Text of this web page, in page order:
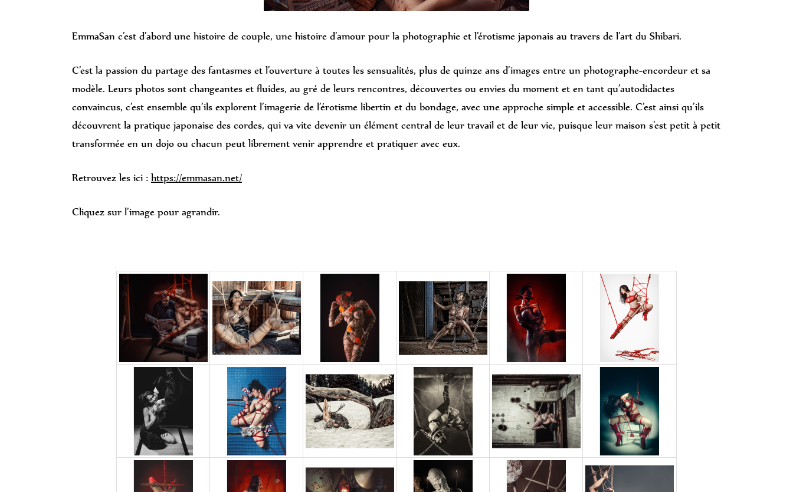
EmmaSan c’est d’abord une histoire de couple, une histoire d’amour pour la photographie et l’érotisme japonais au travers de l’art du Shibari.
C’est la passion du partage des fantasmes et l’ouverture à toutes les sensualités, plus de quinze ans d’images entre un photographe-encordeur et sa
modèle. Leurs photos sont changeantes et fluides, au gré de leurs rencontres, découvertes ou envies du moment et en tant qu’autodidactes
convaincus, c’est ensemble qu’ils explorent l’imagerie de l’érotisme libertin et du bondage, avec une approche simple et accessible. C’est ainsi qu’ils
découvrent la pratique japonaise des cordes, qui va vite devenir un élément central de leur travail et de leur vie, puisque leur maison s’est petit à petit
transformée en un dojo ou chacun peut librement venir apprendre et pratiquer avec eux.
Retrouvez les ici : https://emmasan.net/
Cliquez sur l’image pour agrandir.